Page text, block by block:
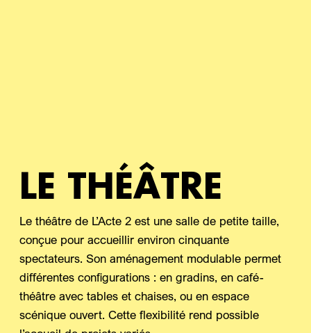
LE THÉÂTRE
Le théâtre de L’Acte 2 est une salle de petite taille,
conçue pour accueillir environ cinquante
spectateurs. Son aménagement modulable permet
différentes configurations : en gradins, en café-
théâtre avec tables et chaises, ou en espace
scénique ouvert. Cette flexibilité rend possible